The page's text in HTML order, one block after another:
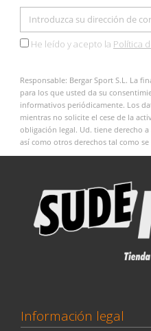
He leído y acepto la Política
Responsable: Bergar Sport S.L. La
para los que usted da su
informativos periódicamente. Los
mientras no solicite el cese de la
obligación legal. Ud. tiene derecho
así como otros derechos tal como se
Información legal